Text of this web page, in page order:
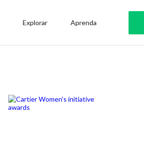
Explorar Aprenda